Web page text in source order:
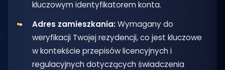
kluczowym identyfikatorem konta.
Adres zamieszkania:Wymagany do
weryfikacji Twojej rezydencji, co jest kluczowe
w kontekście przepisów licencyjnych i
regulacyjnych dotyczących świadczenia